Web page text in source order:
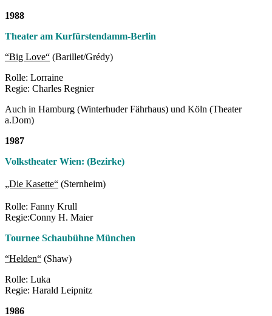
1988
Theater am Kurfürstendamm-Berlin
“Big Love“ (Barillet/Grédy)
Rolle: Lorraine
Regie: Charles Regnier
Auch in Hamburg (Winterhuder Fährhaus) und Köln (Theater
a.Dom)
1987
Volkstheater Wien: (Bezirke)
„Die Kasette“ (Sternheim)
Rolle: Fanny Krull
Regie:Conny H. Maier
Tournee Schaubühne München
“Helden“ (Shaw)
Rolle: Luka
Regie: Harald Leipnitz
1986